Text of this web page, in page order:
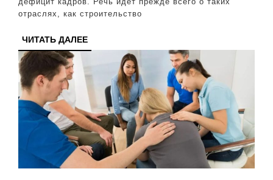
труда?
отраслях, как строительство
ЧИТАТЬ ДАЛЕЕЧИТАТЬ
ДАЛЕЕ